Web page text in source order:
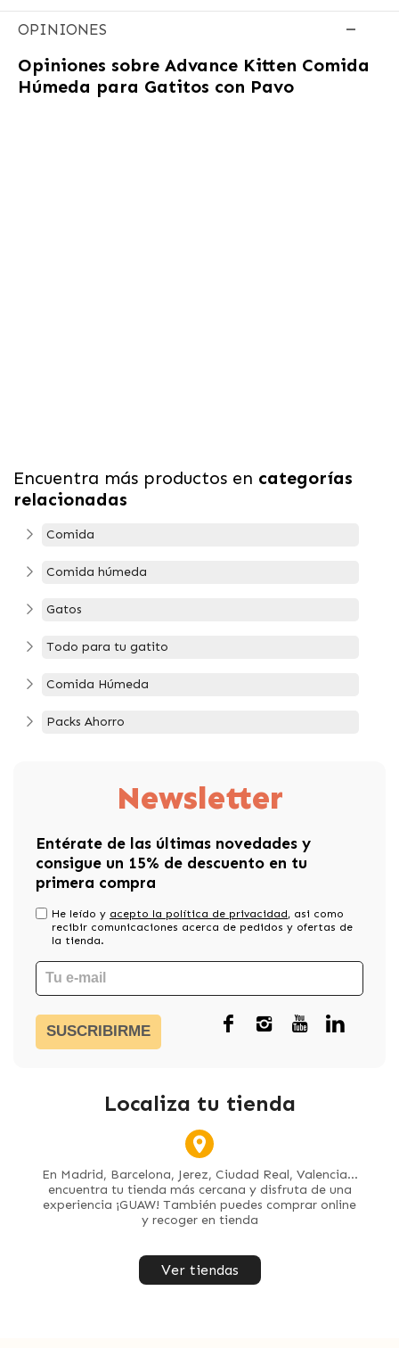
OPINIONES
Opiniones sobre Advance Kitten Comida
Húmeda para Gatitos con Pavo
Encuentra más productos en categorías
relacionadas
Comida
Comida húmeda
Gatos
Todo para tu gatito
Comida Húmeda
Packs Ahorro
Newsletter
Entérate de las últimas novedades y
consigue un 15% de descuento en tu
primera compra
He leído y acepto la política de privacidad, asi como
recibir comunicaciones acerca de pedidos y ofertas de
la tienda.
SUSCRIBIRME
Localiza tu tienda
En Madrid, Barcelona, Jerez, Ciudad Real, Valencia...
encuentra tu tienda más cercana y disfruta de una
experiencia ¡GUAW! También puedes comprar online
y recoger en tienda
Ver tiendas